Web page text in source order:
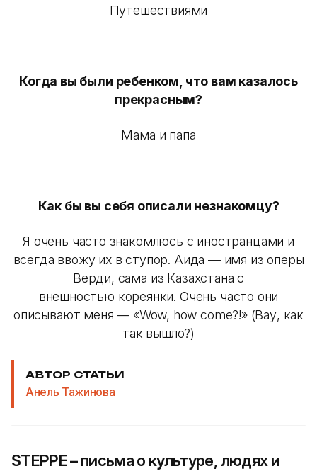
Путешествиями
Когда вы были ребенком, что вам казалось
прекрасным?
Мама и папа
Как бы вы себя описали незнакомцу?
Я очень часто знакомлюсь с иностранцами и
всегда ввожу их в ступор. Аида — имя из оперы
Верди, сама из Казахстана с
внешностью кореянки. Очень часто они
описывают меня — «Wow, how come?!» (Вау, как
так вышло?)
АВТОР СТАТЬИ
Анель Тажинова
STEPPE – письма о культуре, людях и